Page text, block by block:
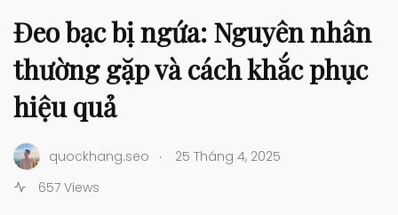
Đeo bạc bị ngứa: Nguyên nhân
thường gặp và cách khắc phục
hiệu quả
quockhang.seo .
25 Tháng 4, 2025
657 Views